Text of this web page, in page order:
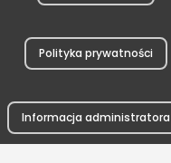
Polityka prywatności
Informacja administratora